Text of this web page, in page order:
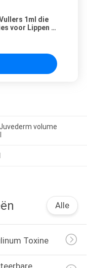
1ml die
voor Lippen de
volume
Alle
Toxine